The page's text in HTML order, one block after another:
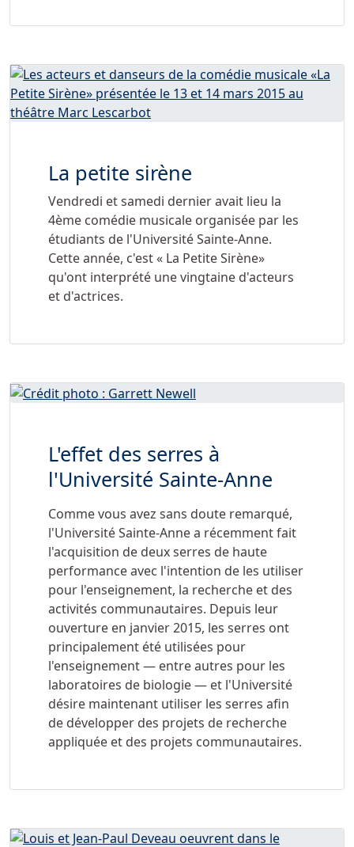
La petite sirène
Vendredi et samedi dernier avait lieu la
4ème comédie musicale organisée par les
étudiants de l'Université Sainte-Anne.
Cette année, c'est « La Petite Sirène»
qu'ont interprété une vingtaine d'acteurs
et d'actrices.
L'effet des serres à
l'Université Sainte-Anne
Comme vous avez sans doute remarqué,
l'Université Sainte-Anne a récemment fait
l'acquisition de deux serres de haute
performance avec l'intention de les utiliser
pour l'enseignement, la recherche et des
activités communautaires. Depuis leur
ouverture en janvier 2015, les serres ont
principalement été utilisées pour
l'enseignement — entre autres pour les
laboratoires de biologie — et l'Université
désire maintenant utiliser les serres afin
de développer des projets de recherche
appliquée et des projets communautaires.